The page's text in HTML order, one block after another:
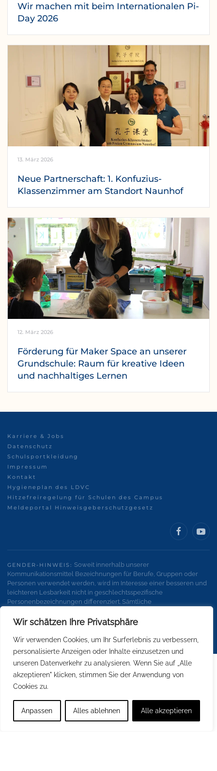
Wir schätzen Ihre Privatsphäre
Wir verwenden Cookies, um Ihr Surferlebnis zu verbessern,
personalisierte Anzeigen oder Inhalte einzusetzen und
unseren Datenverkehr zu analysieren. Wenn Sie auf „Alle
akzeptieren" klicken, stimmen Sie der Anwendung von
Cookies zu.
Anpassen Alles ablehnen Alle akzeptieren
Wir machen mit beim Internationalen Pi-
Day 2026
13. März 2026
Neue Partnerschaft: 1. Konfuzius-
Klassenzimmer am Standort Naunhof
12. März 2026
Förderung für Maker Space an unserer
Grundschule: Raum für kreative Ideen
und nachhaltiges Lernen
Karriere & Jobs
Datenschutz
Schulsportkleidung
Impressum
Kontakt
Hygieneplan des LDVC
Hitzefreiregelung für Schulen des Campus
Meldeportal Hinweisgeberschutzgesetz
GENDER-HINWEIS: Soweit innerhalb unserer
Kommunikationsmittel Bezeichnungen für Berufe, Gruppen oder
Personen verwendet werden, wird im Interesse einer besseren und
leichteren Lesbarkeit nicht in geschlechtsspezifische
Personenbezeichnungen differenziert. Sämtliche
Geschlechter.